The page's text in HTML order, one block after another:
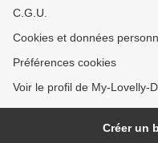
C.G.U.
Cookies et données
Préférences cookies
Voir le profil de My-Lovelly-
Créer un